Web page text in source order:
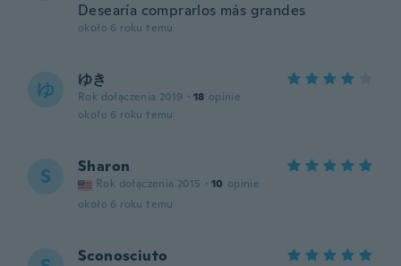
Desearía comprarlos más grandes
około 6 roku temu
ゆ ゆき
Rok dołączenia 2019 · 18 opinie
około 6 roku temu
S Sharon
Rok dołączenia 2015 · 10 opinie
około 6 roku temu
Sconosciuto